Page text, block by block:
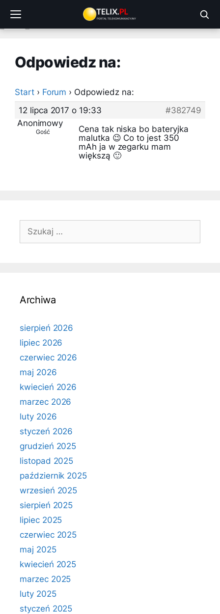
treści
Odpowiedz na:
Start › Forum › Odpowiedz na:
12 lipca 2017 o 19:33
#382749
Anonimowy
Gość
Cena tak niska bo bateryjka
malutka 😉 Co to jest 350
mAh ja w zegarku mam
większą 🙂
Szukaj:
Archiwa
sierpień 2026
lipiec 2026
czerwiec 2026
maj 2026
kwiecień 2026
marzec 2026
luty 2026
styczeń 2026
grudzień 2025
listopad 2025
październik 2025
wrzesień 2025
sierpień 2025
lipiec 2025
czerwiec 2025
maj 2025
kwiecień 2025
marzec 2025
luty 2025
styczeń 2025